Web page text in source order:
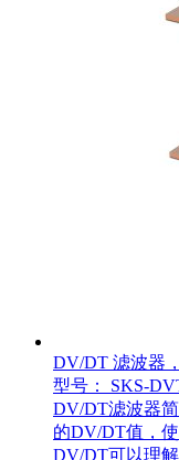
DV/DT 滤波器
型号： SKS-
DV/DT滤波器
的DV/DT值，
DV/DT可以理